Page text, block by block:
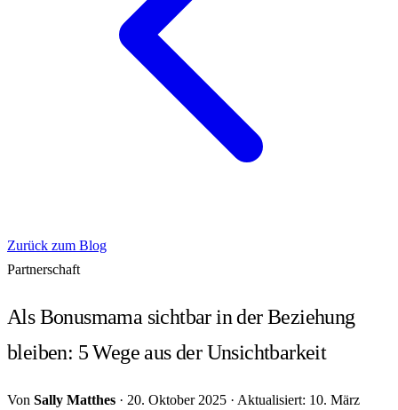
Zurück zum Blog
Partnerschaft
Als Bonusmama sichtbar in der Beziehung
bleiben: 5 Wege aus der Unsichtbarkeit
Von Sally Matthes · 20. Oktober 2025 · Aktualisiert: 10. März